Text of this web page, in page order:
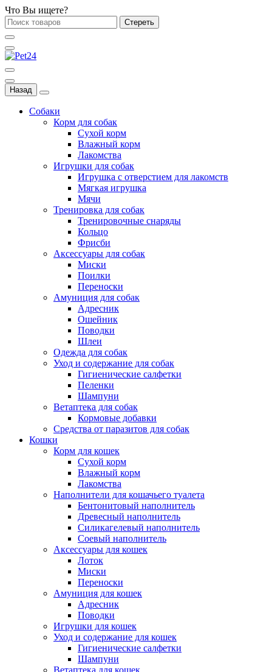
Что Вы ищете?
Стереть
Назад
Собаки
Корм для собак
Сухой корм
Влажный корм
Лакомства
Игрушки для собак
Игрушка с отверстием для лакомств
Мягкая игрушка
Мячи
Тренировка для собак
Тренировочные снаряды
Кольцо
Фрисби
Аксессуары для собак
Миски
Поилки
Переноски
Амуниция для собак
Адресник
Ошейник
Поводки
Шлеи
Одежда для собак
Уход и содержание для собак
Гигиенические салфетки
Пеленки
Шампуни
Ветаптека для собак
Кормовые добавки
Средства от паразитов для собак
Кошки
Корм для кошек
Сухой корм
Влажный корм
Лакомства
Наполнители для кошачьего туалета
Бентонитовый наполнитель
Древесный наполнитель
Силикагелевый наполнитель
Соевый наполнитель
Аксессуары для кошек
Лоток
Миски
Переноски
Амуниция для кошек
Адресник
Поводки
Игрушки для кошек
Уход и содержание для кошек
Гигиенические салфетки
Шампуни
Ветаптека для кошек